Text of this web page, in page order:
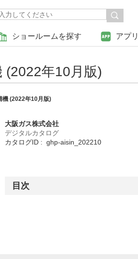
ショールームを探す アプリ
(2022年10月版)
機 (2022年10月版)
大阪ガス株式会社
デジタルカタログ
カタログID : ghp-aisin_202210
目次